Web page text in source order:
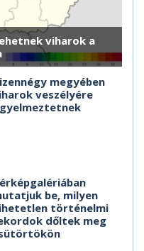
viharok a
megyében
veszélyére
be, milyen
történelmi
dőltek meg